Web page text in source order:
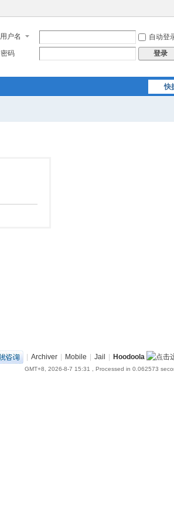
用户名 自动登
密码
登录
快
| Archiver | Mobile | Jail | Hoodoola
GMT+8, 2026-8-7 15:31 , Processed in 0.062573